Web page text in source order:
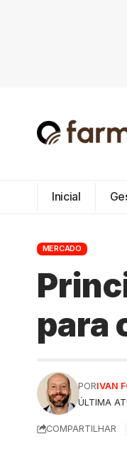
Inicial
MERCADO
para
ÚLTIMA
PORIVAN
COMPARTILHAR